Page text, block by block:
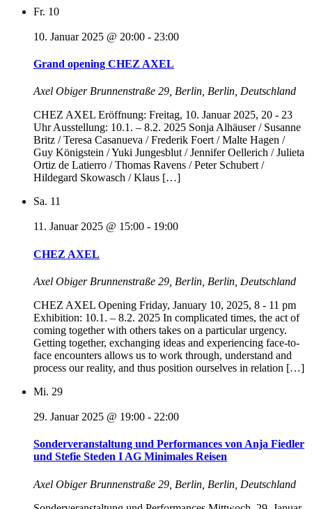
Fr. 10
10. Januar 2025 @ 20:00 - 23:00
Grand opening CHEZ AXEL
Axel ObigerBrunnenstraße 29, Berlin, Berlin, Deutschland
CHEZ AXEL Eröffnung: Freitag, 10. Januar 2025, 20 - 23
Uhr Ausstellung: 10.1. – 8.2. 2025 Sonja Alhäuser / Susanne
Britz / Teresa Casanueva / Frederik Foert / Malte Hagen /
Guy Königstein / Yuki Jungesblut / Jennifer Oellerich / Julieta
Ortiz de Latierro / Thomas Ravens / Peter Schubert /
Hildegard Skowasch / Klaus […]
Sa. 11
11. Januar 2025 @ 15:00 - 19:00
CHEZ AXEL
Axel Obiger Brunnenstraße 29, Berlin, Berlin, Deutschland
CHEZ AXEL Opening Friday, January 10, 2025, 8 - 11 pm
Exhibition: 10.1. – 8.2. 2025 In complicated times, the act of
coming together with others takes on a particular urgency.
Getting together, exchanging ideas and experiencing face-to-
face encounters allows us to work through, understand and
process our reality, and thus position ourselves in relation […]
Mi. 29
29. Januar 2025 @ 19:00 - 22:00
Sonderveranstaltung und Performances von Anja Fiedler
und Stefie Steden I AG Minimales Reisen
Axel Obiger Brunnenstraße 29, Berlin, Berlin, Deutschland